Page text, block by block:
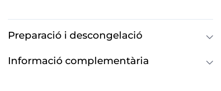
Preparació i descongelació
Informació complementària